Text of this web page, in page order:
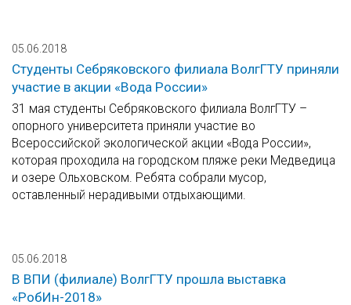
05.06.2018
Студенты Себряковского филиала ВолгГТУ приняли
участие в акции «Вода России»
31 мая студенты Себряковского филиала ВолгГТУ –
опорного университета приняли участие во
Всероссийской экологической акции «Вода России»,
которая проходила на городском пляже реки Медведица
и озере Ольховском. Ребята собрали мусор,
оставленный нерадивыми отдыхающими.
05.06.2018
В ВПИ (филиале) ВолгГТУ прошла выставка
«РобИн-2018»